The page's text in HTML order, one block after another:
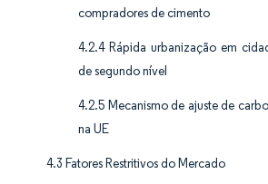
compradores de cimento
4.2.4 Rápida urbanização em
de segundo nível
4.2.5 Mecanismo de ajuste de
na UE
4.3 Fatores Restritivos do Mercado